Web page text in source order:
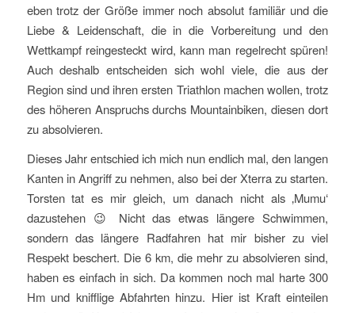
eben trotz der Größe immer noch absolut familiär und die
Liebe & Leidenschaft, die in die Vorbereitung und den
Wettkampf reingesteckt wird, kann man regelrecht spüren!
Auch deshalb entscheiden sich wohl viele, die aus der
Region sind und ihren ersten Triathlon machen wollen, trotz
des höheren Anspruchs durchs Mountainbiken, diesen dort
zu absolvieren.
Dieses Jahr entschied ich mich nun endlich mal, den langen
Kanten in Angriff zu nehmen, also bei der Xterra zu starten.
Torsten tat es mir gleich, um danach nicht als ‚Mumu‘
dazustehen 😉 Nicht das etwas längere Schwimmen,
sondern das längere Radfahren hat mir bisher zu viel
Respekt beschert. Die 6 km, die mehr zu absolvieren sind,
haben es einfach in sich. Da kommen noch mal harte 300
Hm und knifflige Abfahrten hinzu. Hier ist Kraft einteilen